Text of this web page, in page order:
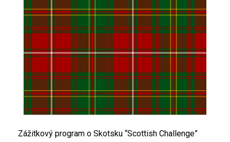
Zážitkový program o Skotsku “Scottish Challenge”